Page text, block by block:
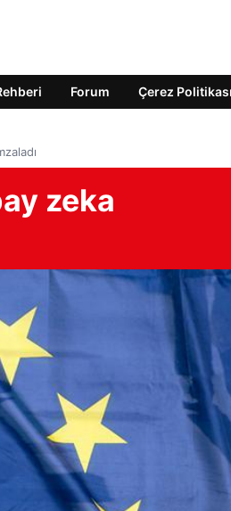
Forum Çerez Politikası
zeka